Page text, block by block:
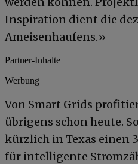
Inspiration dient die
Ameisenhaufens.»
Partner-Inhalte
Werbung
Von Smart Grids
übrigens schon heute.
kürzlich in Texas
für intelligente